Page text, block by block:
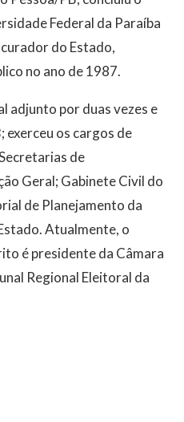
Federal da Paraíba
do Estado,
no ano de 1987.
adjunto por duas vezes e
os cargos de
de
Geral; Gabinete Civil do
de Planejamento da
Atualmente, o
é presidente da Câmara
Regional Eleitoral da